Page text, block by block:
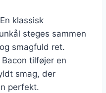
klassisk
steges sammen
smagfuld ret.
Bacon tilføjer en
smag, der
perfekt.